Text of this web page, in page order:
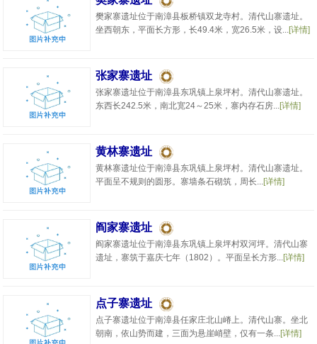
樊家寨遗址位于南漳县板桥镇双龙寺村。清代山寨遗址。
坐西朝东，平面长方形，长49.4米，宽26.5米，设...[详情]
张家寨遗址
张家寨遗址位于南漳县东巩镇上泉坪村。清代山寨遗址。
东西长242.5米，南北宽24～25米，寨内存石房...[详情]
黄林寨遗址
黄林寨遗址位于南漳县东巩镇上泉坪村。清代山寨遗址。
平面呈不规则的圆形。寨墙条石砌筑，周长...[详情]
阎家寨遗址
阎家寨遗址位于南漳县东巩镇上泉坪村双河坪。清代山寨
遗址，寨筑于嘉庆七年（1802）。平面呈长方形...[详情]
点子寨遗址
点子寨遗址位于南漳县任家庄北山嵴上。清代山寨。坐北
朝南，依山势而建，三面为悬崖峭壁，仅有一条...[详情]